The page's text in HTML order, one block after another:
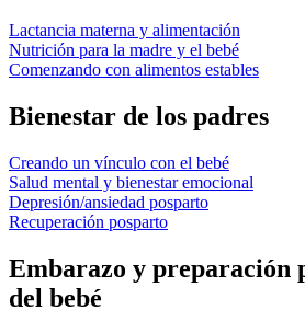
Lactancia materna y alimentación
Nutrición para la madre y el bebé
Comenzando con alimentos estables
Bienestar de los padres
Creando un vínculo con el bebé
Salud mental y bienestar emocional
Depresión/ansiedad posparto
Recuperación posparto
Embarazo y preparación
del bebé